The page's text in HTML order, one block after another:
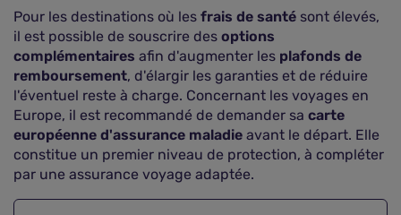
Pour les destinations où les frais de santé sont élevés,
il est possible de souscrire des options
complémentaires afin d'augmenter les plafonds de
remboursement, d'élargir les garanties et de réduire
l'éventuel reste à charge. Concernant les voyages en
Europe, il est recommandé de demander sa carte
européenne d'assurance maladie avant le départ. Elle
constitue un premier niveau de protection, à compléter
par une assurance voyage adaptée.